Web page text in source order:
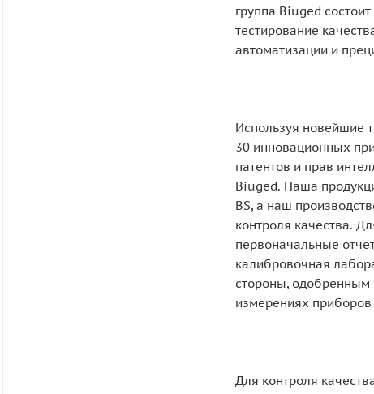
группа Biuged
тестирование
автоматизации и
Используя новейшие
30 инновационных
патентов и прав
Biuged. Наша
BS, а наш
контроля качества.
первоначальные
калибровочная
стороны, одобренным
измерениях
Для контроля